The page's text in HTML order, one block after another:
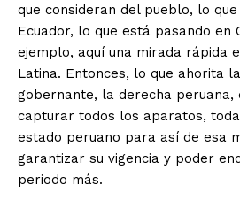
que consideran del pueblo, lo
Ecuador, lo que está pasando en
ejemplo, aquí una mirada rápida
Latina. Entonces, lo que ahorita
gobernante, la derecha peruana,
capturar todos los aparatos,
estado peruano para así de esa
garantizar su vigencia y poder
periodo más.